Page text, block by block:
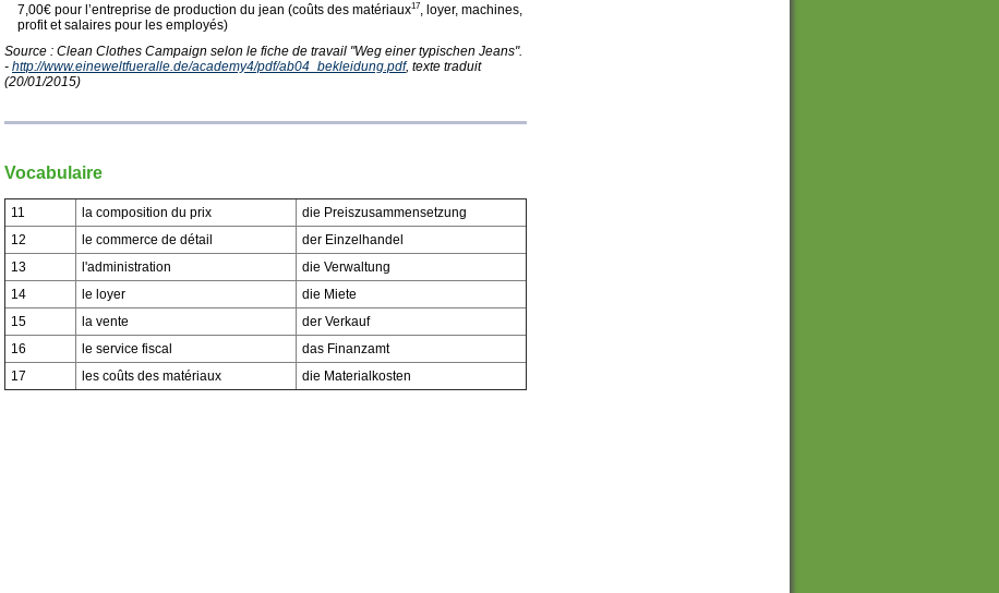
7,00€ pour l’entreprise de production du jean (coûts des matériaux17, loyer, machines,
profit et salaires pour les employés)
Source : Clean Clothes Campaign selon le fiche de travail "Weg einer typischen Jeans".
- http://www.eineweltfueralle.de/academy4/pdf/ab04_bekleidung.pdf, texte traduit
(20/01/2015)
Vocabulaire
11 la composition du prix
die Preiszusammensetzung
12
le commerce de détail
der Einzelhandel
13
l'administration
die Verwaltung
14
le loyer
die Miete
15
la vente
der Verkauf
16
le service fiscal
das Finanzamt
17
les coûts des matériaux die Materialkosten